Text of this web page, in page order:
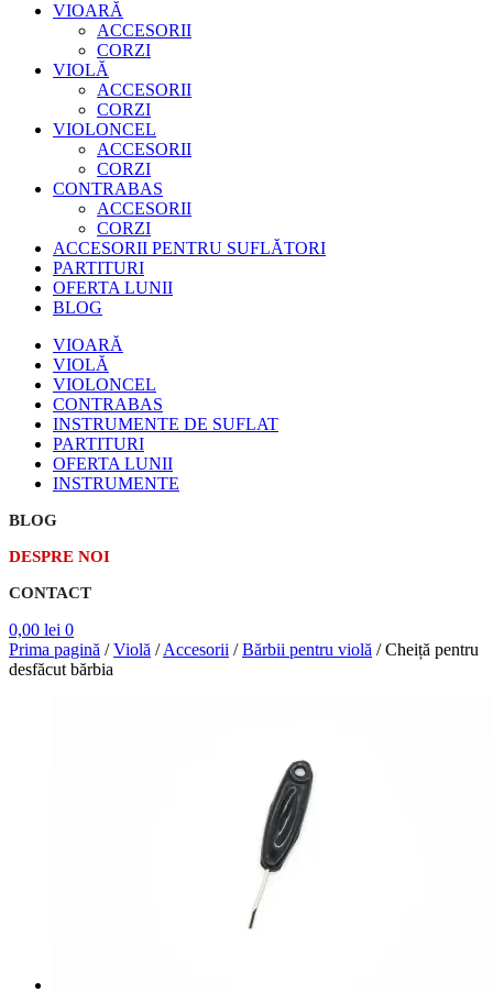
VIOARĂ
ACCESORII
CORZI
VIOLĂ
ACCESORII
CORZI
VIOLONCEL
ACCESORII
CORZI
CONTRABAS
ACCESORII
CORZI
ACCESORII PENTRU SUFLĂTORI
PARTITURI
OFERTA LUNII
BLOG
VIOARĂ
VIOLĂ
VIOLONCEL
CONTRABAS
INSTRUMENTE DE SUFLAT
PARTITURI
OFERTA LUNII
INSTRUMENTE
BLOG
DESPRE NOI
CONTACT
0,00 lei 0
Prima pagină /Violă /Accesorii /Bărbii pentru violă /Cheiță pentru
desfăcut bărbia